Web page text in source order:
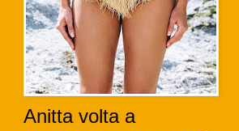
Anitta volta a